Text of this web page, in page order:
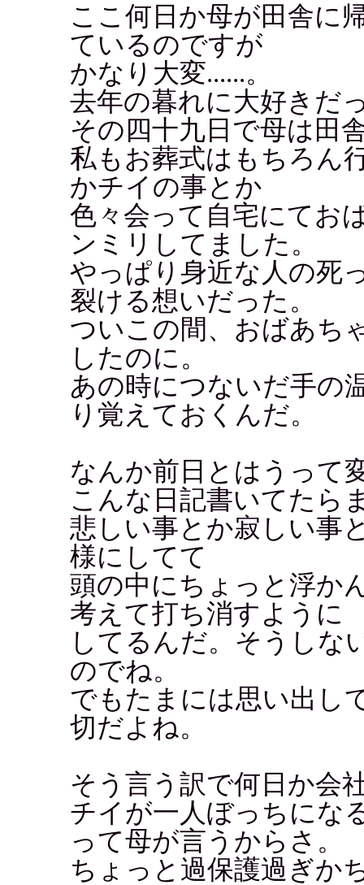
ここ何日か母が田舎に
ているのですが
かなり大変......。
去年の暮れに大好きだ
その四十九日で母は田
私もお葬式はもちろん
かチイの事とか
色々会って自宅にてお
ンミリしてました。
やっぱり身近な人の死
裂ける想いだった。
ついこの間、おばあち
したのに。
あの時につないだ手の
り覚えておくんだ。
なんか前日とはうって
こんな日記書いてたら
悲しい事とか寂しい事
様にしてて
頭の中にちょっと浮か
考えて打ち消すように
してるんだ。そうしな
のでね。
でもたまには思い出し
切だよね。
そう言う訳で何日か会
チイが一人ぼっちにな
って母が言うからさ。
ちょっと過保護過ぎか